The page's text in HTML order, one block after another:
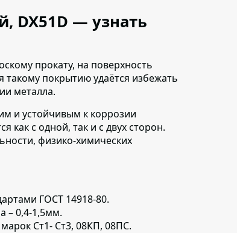
DX51D — узнать
прокату, на поверхность
такому покрытию удаётся избежать
металла.
и устойчивым к коррозии
с одной, так и с двух сторон.
физико-химических
ГОСТ 14918-80.
– 0,4-1,5мм.
марок Ст1- Ст3, 08КП, 08ПС.